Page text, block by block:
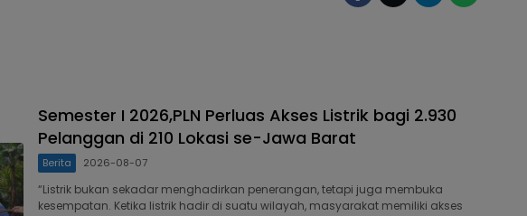
Semester I 2026,PLN Perluas Akses Listrik bagi 2.930
Pelanggan di 210 Lokasi se-Jawa Barat
Berita 2026-08-07
“Listrik bukan sekadar menghadirkan penerangan, tetapi juga membuka
kesempatan. Ketika listrik hadir di suatu wilayah, masyarakat memiliki akses